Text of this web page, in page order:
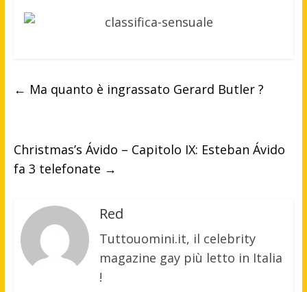
← Ma quanto è ingrassato Gerard Butler ?
Christmas’s Ávido – Capitolo IX: Esteban Ávido
fa 3 telefonate →
Red
Tuttouomini.it, il celebrity
magazine gay più letto in Italia
!